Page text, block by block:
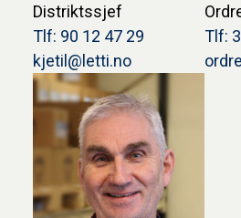
Distriktssjef
Tlf: 90 12 47 29
kjetil@letti.no
Tlf: